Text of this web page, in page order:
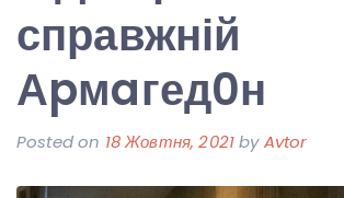
справжній
Аpмaгед0н
Posted on 18 Жовтня, 2021byAvtor